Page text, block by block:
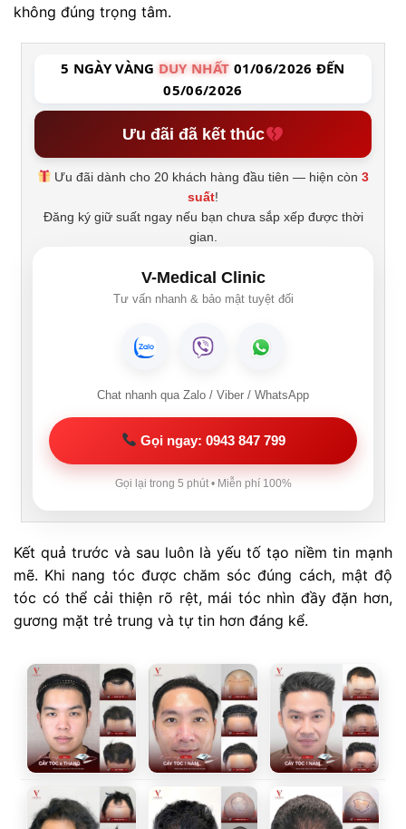
không đúng trọng tâm.
5 NGÀY VÀNG DUY NHẤT 01/06/2026 ĐẾN
05/06/2026
Ưu đãi đã kết thúc
Ưu đãi dành cho 20 khách hàng đầu tiên — hiện còn3
suất!
Đăng ký giữ suất ngay nếu bạn chưa sắp xếp được thời
gian.
V-Medical Clinic
Tư vấn nhanh & bảo mật tuyệt đối
Chat nhanh qua Zalo / Viber / WhatsApp
Gọi ngay: 0943 847 799
Gọi lại trong 5 phút • Miễn phí 100%
Kết quả trước và sau luôn là yếu tố tạo niềm tin mạnh
mẽ. Khi nang tóc được chăm sóc đúng cách, mật độ
tóc có thể cải thiện rõ rệt, mái tóc nhìn đầy đặn hơn,
gương mặt trẻ trung và tự tin hơn đáng kể.